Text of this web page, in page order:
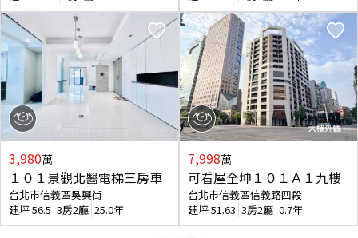
3,980萬
１０１景觀北醫電梯三房車
台北市信義區吳興街
建坪56.5 3房2廳 25.0年
7,998萬
可看屋全坤１０１Ａ１九樓
台北市信義區信義路四段
建坪51.63 3房2廳 0.7年